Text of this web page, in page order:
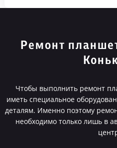
Ремонт
Чтобы выполнить ремонт
иметь специальное
деталям. Именно поэтому
необходимо только лишь в